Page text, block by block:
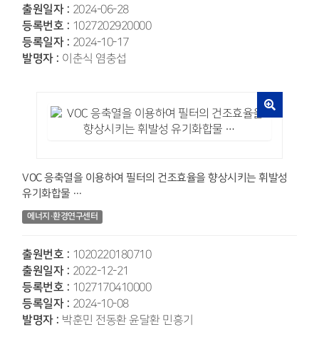
출원일자 : 2024-06-28
등록번호 : 1027202920000
등록일자 : 2024-10-17
발명자 : 이춘식 염충섭
VOC 응축열을 이용하여 필터의 건조효율을 향상시키는 휘발성
유기화합물 …
에너지·환경연구센터
출원번호 : 1020220180710
출원일자 : 2022-12-21
등록번호 : 1027170410000
등록일자 : 2024-10-08
발명자 : 박훈민 전동환 윤달환 민흥기